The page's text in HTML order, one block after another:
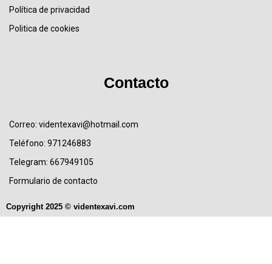
Política de privacidad
Politica de cookies
Contacto
Correo: videntexavi@hotmail.com
Teléfono: 971246883
Telegram: 667949105
Formulario de contacto
Copyright 2025 © videntexavi.com